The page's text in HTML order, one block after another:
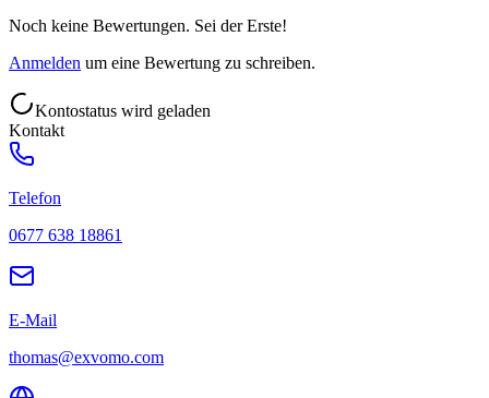
Noch keine Bewertungen. Sei der Erste!
Anmelden um eine Bewertung zu schreiben.
Kontostatus wird geladen
Kontakt
Telefon
0677 638 18861
E-Mail
thomas@exvomo.com